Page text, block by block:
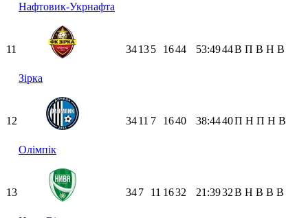
Нафтовик-Укрнафта
11
Зірка
34135 1644 53:4944В П В Н В
12
Олімпік
3411 7 1640 38:4440П Н П Н В
13 347 11 1632 21:3932В Н В В В